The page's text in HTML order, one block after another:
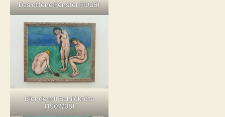
Das offene Fenster (1905)
Blende mit Schildkröte
(1907/08)